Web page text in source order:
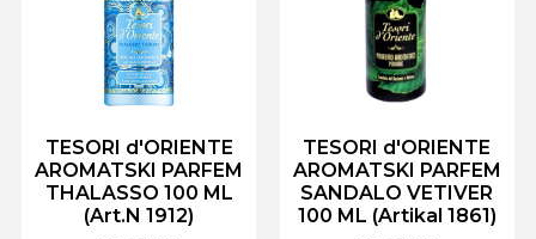
TESORI d'ORIENTE
AROMATSKI PARFEM
THALASSO 100 ML
(Art.N 1912)
TESORI d'ORIENTE
AROMATSKI PARFEM
SANDALO VETIVER
100 ML (Artikal 1861)